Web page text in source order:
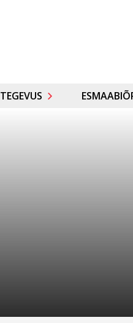
TEGEVUS